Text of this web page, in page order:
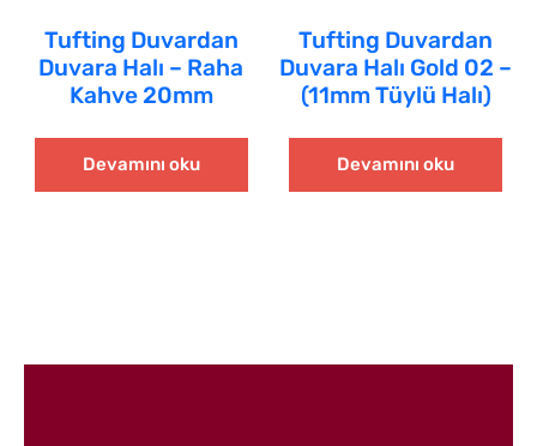
Tufting Duvardan
Duvara Halı – Raha
Kahve 20mm
Devamını oku
Tufting Duvardan
Duvara Halı Gold 02 –
(11mm Tüylü Halı)
Devamını oku